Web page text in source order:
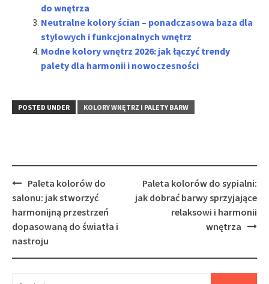
do wnętrza
Neutralne kolory ścian – ponadczasowa baza dla
stylowych i funkcjonalnych wnętrz
Modne kolory wnętrz 2026: jak łączyć trendy
palety dla harmonii i nowoczesności
POSTED UNDER KOLORY WNĘTRZ I PALETY BARW
Post
navigation
Paleta kolorów do
salonu: jak stworzyć
harmonijną przestrzeń
dopasowaną do światła i
nastroju
Paleta kolorów do sypialni:
jak dobrać barwy sprzyjające
relaksowi i harmonii
wnętrza